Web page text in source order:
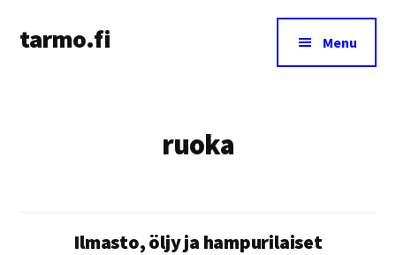
main
menu
tarmo.fi Menu
ruoka
Ilmasto, öljy ja hampurilaiset